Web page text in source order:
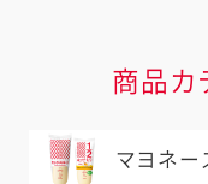
商品カ
マヨネー